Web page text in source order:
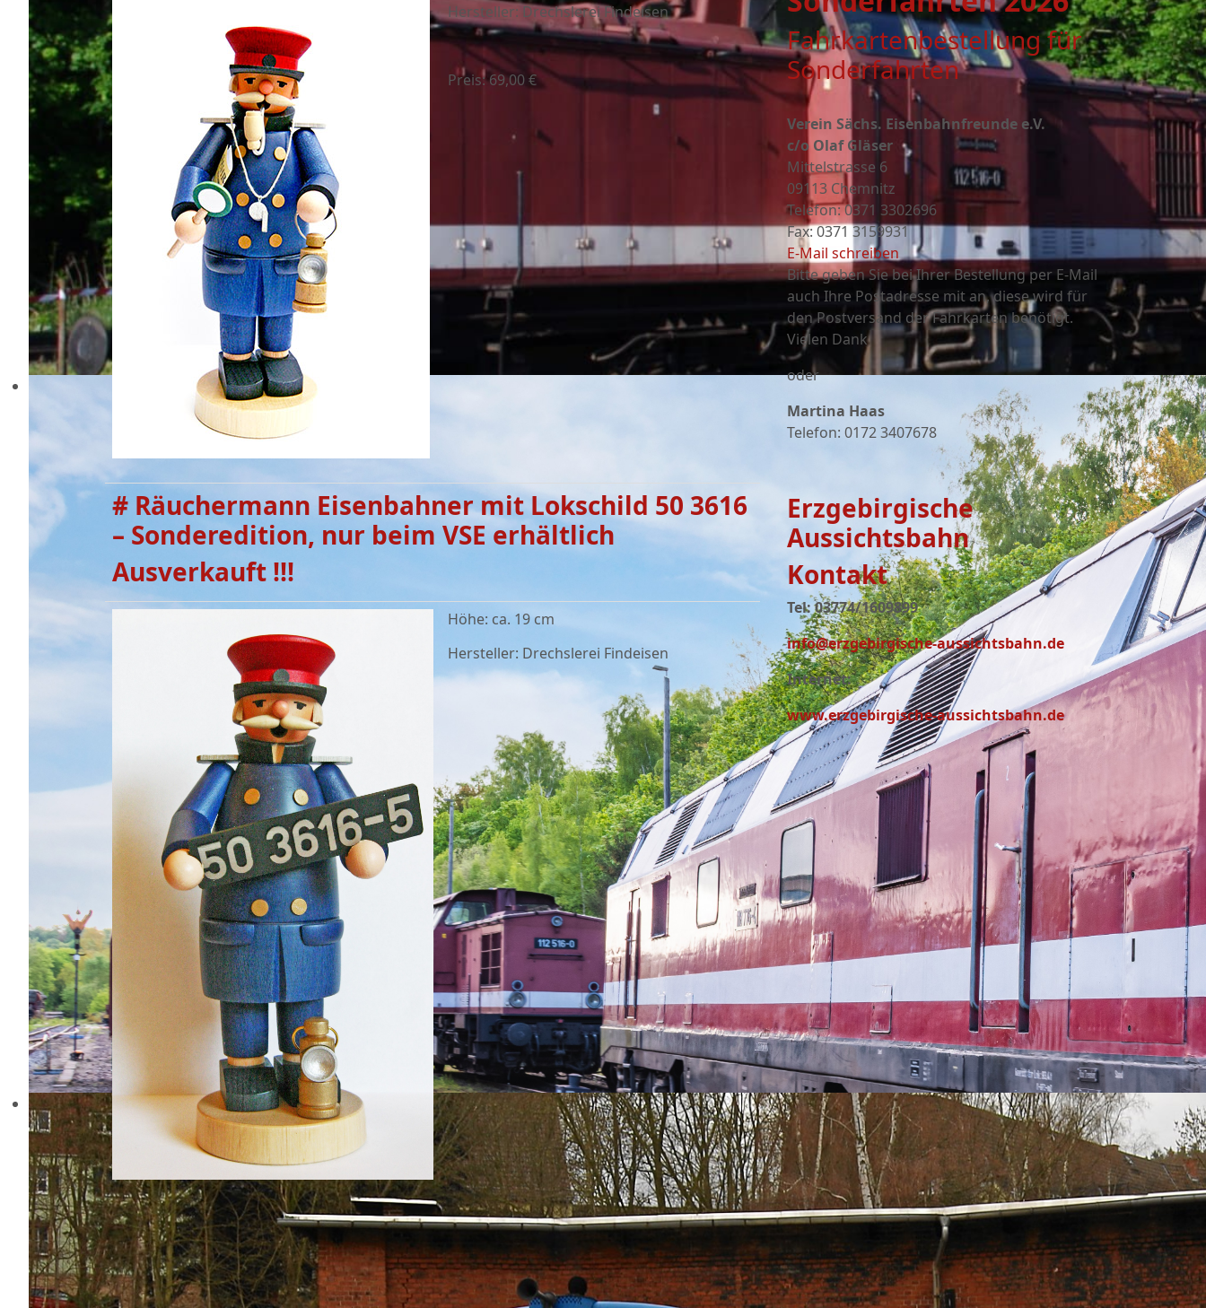
Hersteller: Drechslerei Findeisen
Preis: 69,00 €
# Räuchermann Eisenbahner mit Lokschild 50 3616
– Sonderedition, nur beim VSE erhältlich
Ausverkauft !!!
Höhe: ca. 19 cm
Hersteller: Drechslerei Findeisen
Fahrkartenbestellung für
Sonderfahrten
Verein Sächs. Eisenbahnfreunde e.V.
c/o Olaf Gläser
Mittelstrasse 6
09113 Chemnitz
Telefon: 0371 3302696
Fax: 0371 3159931
E-Mail schreiben
Bitte geben Sie bei Ihrer Bestellung per E-Mail
auch Ihre Postadresse mit an, diese wird für
den Postversand der Fahrkarten benötigt.
Vielen Dank
oder
Martina Haas
Telefon: 0172 3407678
Erzgebirgische
Aussichtsbahn
Kontakt
Tel: 03774/1609899
info@erzgebirgische-aussichtsbahn.de
Internet:
www.erzgebirgische-aussichtsbahn.de